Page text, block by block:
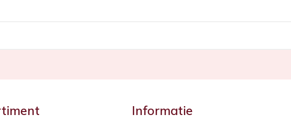
Informatie